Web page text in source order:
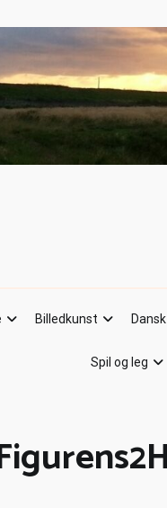
Billedkunst Dansk
Spil og leg